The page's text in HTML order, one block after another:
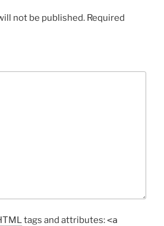
not be published. Required
tags and attributes:<a